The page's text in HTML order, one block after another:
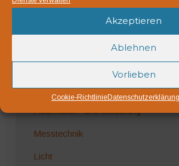
Akzeptieren
Ablehnen
Vorlieben
Cookie-RichtlinieDatenschutzerklärung
Netze, Vliese und Mulch
Töpfe und Behälter
Technik
Heizmatten- und Steuerung
Messtechnik
Licht